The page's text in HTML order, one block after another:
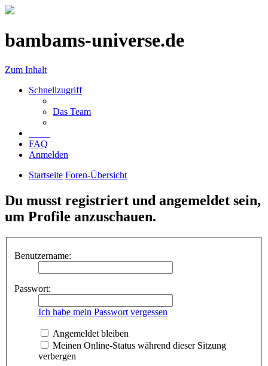
bambams-universe.de
Zum Inhalt
Schnellzugriff
Das Team
FAQ
Anmelden
Startseite Foren-Übersicht
Du musst registriert und angemeldet sein,
um Profile anzuschauen.
Benutzername:
Passwort:
Ich habe mein Passwort vergessen
Angemeldet bleiben
Meinen Online-Status während dieser Sitzung
verbergen